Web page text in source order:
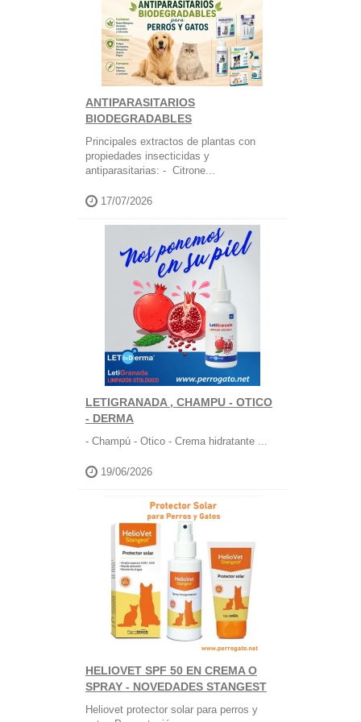
ANTIPARASITARIOS
BIODEGRADABLES
Principales extractos de plantas con
propiedades insecticidas y
antiparasitarias: - Citrone...
17/07/2026
LETIGRANADA , CHAMPU - OTICO
- DERMA
- Champú - Otico - Crema hidratante ...
19/06/2026
HELIOVET SPF 50 EN CREMA O
SPRAY - NOVEDADES STANGEST
Heliovet protector solar para perros y